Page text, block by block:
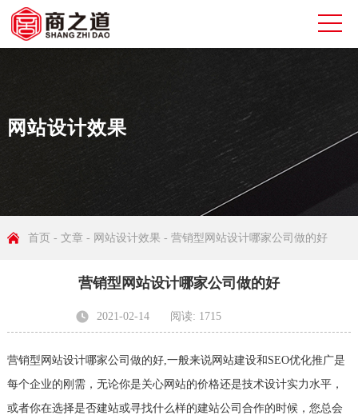
网站设计效果
首页 - 文章- 网站设计效果 - 营销型网站设计哪家公司做的好
营销型网站设计哪家公司做的好
2021-02-14 阅读: 1715
营销型网站设计哪家公司做的好,一般来说网站建设和SEO优化推广是
每个企业的刚需，无论你是关心网站的价格还是技术设计实力水平，
或者你在选择是否建站或寻找什么样的建站公司合作的时候，您总会